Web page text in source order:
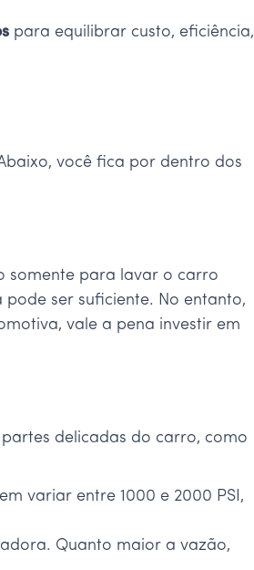
para equilibrar custo, eficiência,
você fica por dentro dos
somente para lavar o carro
ser suficiente. No entanto,
vale a pena investir em
delicadas do carro, como
variar entre 1000 e 2000 PSI,
Quanto maior a vazão,